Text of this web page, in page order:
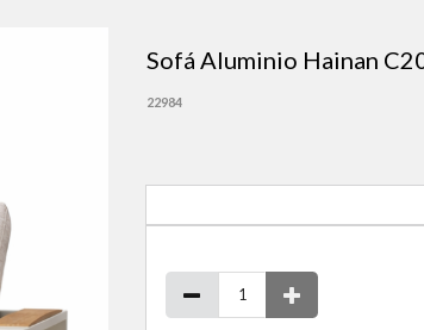
Sofá Aluminio Hainan
22984